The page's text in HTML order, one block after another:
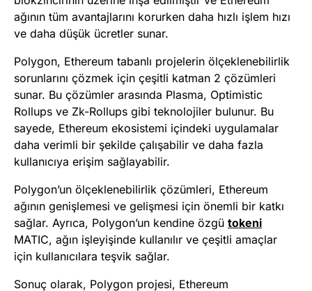
ağının tüm avantajlarını korurken daha hızlı işlem hızı
ve daha düşük ücretler sunar.
Polygon, Ethereum tabanlı projelerin ölçeklenebilirlik
sorunlarını çözmek için çeşitli katman 2 çözümleri
sunar. Bu çözümler arasında Plasma, Optimistic
Rollups ve Zk-Rollups gibi teknolojiler bulunur. Bu
sayede, Ethereum ekosistemi içindeki uygulamalar
daha verimli bir şekilde çalışabilir ve daha fazla
kullanıcıya erişim sağlayabilir.
Polygon’un ölçeklenebilirlik çözümleri, Ethereum
ağının genişlemesi ve gelişmesi için önemli bir katkı
sağlar. Ayrıca, Polygon’un kendine özgü tokeni
MATIC, ağın işleyişinde kullanılır ve çeşitli amaçlar
için kullanıcılara teşvik sağlar.
Sonuç olarak, Polygon projesi, Ethereum